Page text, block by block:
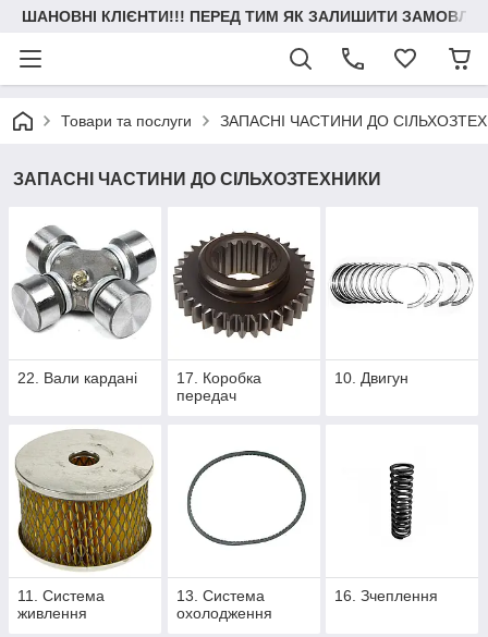
ШАНОВНІ КЛІЄНТИ!!! ПЕРЕД ТИМ ЯК ЗАЛИШИТИ
Товари та послуги ЗАПАСНІ ЧАСТИНИ ДО
ЗАПАСНІ ЧАСТИНИ ДО СІЛЬХОЗТЕХНИКИ
22. Вали кардані
17. Коробка
передач
10. Двигун
11. Система
живлення
13. Система
охолодження
16. Зчеплення